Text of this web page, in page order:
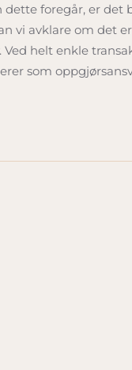
foregår, er det
vi avklare om det
Ved helt enkle
som